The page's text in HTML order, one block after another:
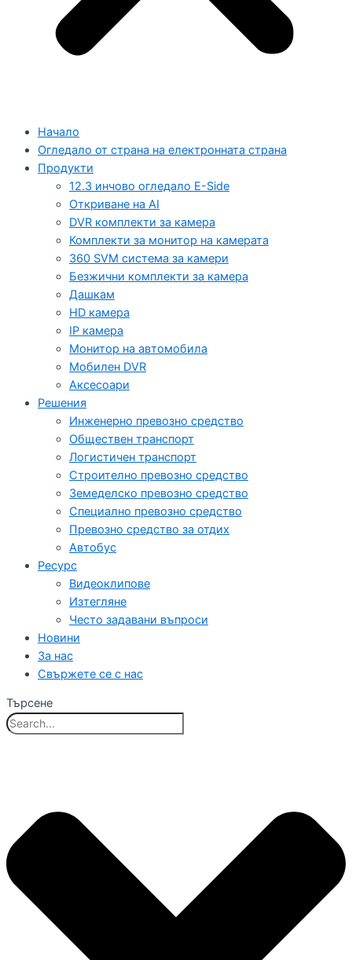
Начало
Огледало от страна на електронната страна
Продукти
12.3 инчово огледало E-Side
Откриване на AI
DVR комплекти за камера
Комплекти за монитор на камерата
360 SVM система за камери
Безжични комплекти за камера
Дашкам
HD камера
IP камера
Монитор на автомобила
Мобилен DVR
Аксесоари
Решения
Инженерно превозно средство
Обществен транспорт
Логистичен транспорт
Строително превозно средство
Земеделско превозно средство
Специално превозно средство
Превозно средство за отдих
Автобус
Ресурс
Видеоклипове
Изтегляне
Често задавани въпроси
Новини
За нас
Свържете се с нас
Търсене